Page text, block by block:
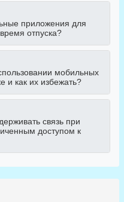
приложения для
отпуска?
мобильных
и как их избежать?
связь при
доступом к